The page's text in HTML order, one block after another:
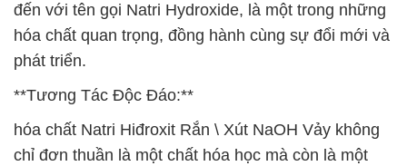
đến với tên gọi Natri Hydroxide, là một trong những
hóa chất quan trọng, đồng hành cùng sự đổi mới và
phát triển.
**Tương Tác Độc Đáo:**
hóa chất Natri Hiđroxit Rắn \ Xút NaOH Vảy không
chỉ đơn thuần là một chất hóa học mà còn là một